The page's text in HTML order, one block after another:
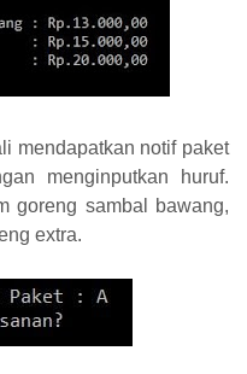
mendapatkan notif paket
menginputkan huruf.
goreng sambal bawang,
extra.